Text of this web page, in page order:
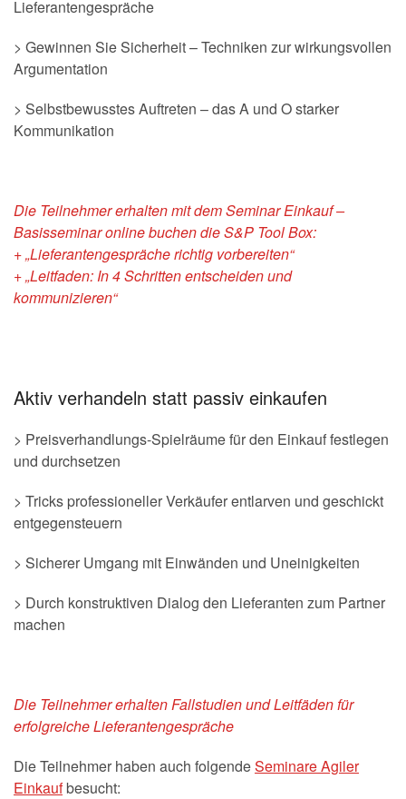
Lieferantengespräche
> Gewinnen Sie Sicherheit – Techniken zur wirkungsvollen
Argumentation
> Selbstbewusstes Auftreten – das A und O starker
Kommunikation
Die Teilnehmer erhalten mit dem Seminar Einkauf –
Basisseminar online buchen die S&P Tool Box:
+ „Lieferantengespräche richtig vorbereiten“
+ „Leitfaden: In 4 Schritten entscheiden und
kommunizieren“
Aktiv verhandeln statt passiv einkaufen
> Preisverhandlungs-Spielräume für den Einkauf festlegen
und durchsetzen
> Tricks professioneller Verkäufer entlarven und geschickt
entgegensteuern
> Sicherer Umgang mit Einwänden und Uneinigkeiten
> Durch konstruktiven Dialog den Lieferanten zum Partner
machen
Die Teilnehmer erhalten Fallstudien und Leitfäden für
erfolgreiche Lieferantengespräche
Die Teilnehmer haben auch folgendeSeminare Agiler
Einkaufbesucht: